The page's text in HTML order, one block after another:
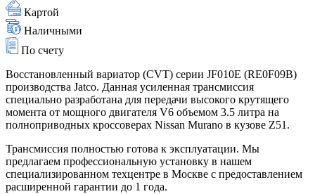
Картой
Наличными
По счету
Восстановленный вариатор (CVT) серии JF010E (RE0F09B)
производства Jatco. Данная усиленная трансмиссия
специально разработана для передачи высокого крутящего
момента от мощного двигателя V6 объемом 3.5 литра на
полноприводных кроссоверах Nissan Murano в кузове Z51.
Трансмиссия полностью готова к эксплуатации. Мы
предлагаем профессиональную установку в нашем
специализированном техцентре в Москве с предоставлением
расширенной гарантии до 1 года.